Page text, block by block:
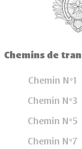
Chemins de
Chemin N°1
Chemin N°3
Chemin N°5
Chemin N°7